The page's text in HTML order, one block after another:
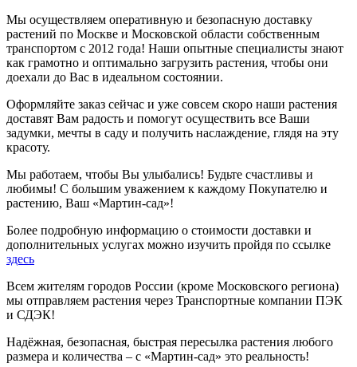
Мы осуществляем оперативную и безопасную доставку
растений по Москве и Московской области собственным
транспортом с 2012 года! Наши опытные специалисты знают
как грамотно и оптимально загрузить растения, чтобы они
доехали до Вас в идеальном состоянии.
Оформляйте заказ сейчас и уже совсем скоро наши растения
доставят Вам радость и помогут осуществить все Ваши
задумки, мечты в саду и получить наслаждение, глядя на эту
красоту.
Мы работаем, чтобы Вы улыбались! Будьте счастливы и
любимы! С большим уважением к каждому Покупателю и
растению, Ваш «Мартин-сад»!
Более подробную информацию о стоимости доставки и
дополнительных услугах можно изучить пройдя по ссылке
здесь
Всем жителям городов России (кроме Московского региона)
мы отправляем растения через Транспортные компании ПЭК
и СДЭК!
Надёжная, безопасная, быстрая пересылка растения любого
размера и количества – с «Мартин-сад» это реальность!